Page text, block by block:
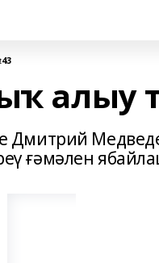
алыу
Дмитрий
ғәмәлен